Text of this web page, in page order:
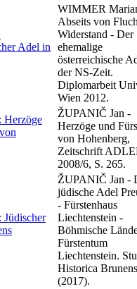
Adel in
WIMMER
Abseits von
Widerstand - Der
ehemalige
österreichische
der NS-Zeit.
Diplomarbeit
Wien 2012.
ŽUPANIČ Jan -
Herzöge und
von Hohenberg,
Zeitschrift
2008/6, S. 265.
ŽUPANIČ Jan -
jüdische Adel
- Fürstenhaus
Liechtenstein -
Böhmische
Fürstentum
Liechtenstein.
Historica
(2017).